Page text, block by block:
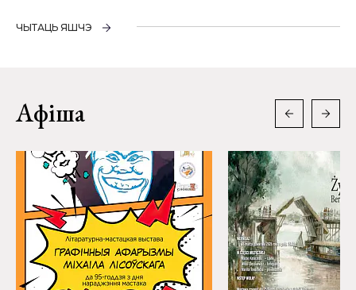
ЧЫТАЦЬ ЯШЧЭ
Афіша